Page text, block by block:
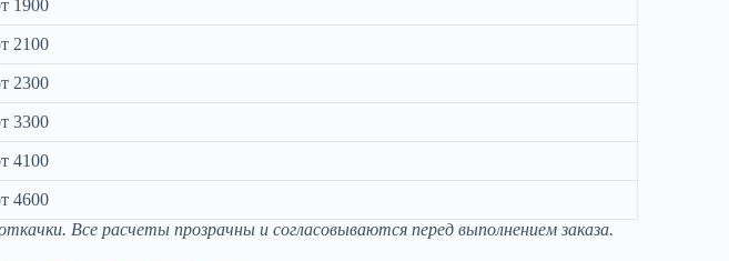
1900
2100
2300
3300
4100
4600
Все расчеты прозрачны и согласовываются перед выполнением заказа.